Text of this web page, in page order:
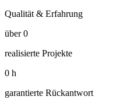
Qualität & Erfahrung
über 0
realisierte Projekte
0 h
garantierte Rückantwort